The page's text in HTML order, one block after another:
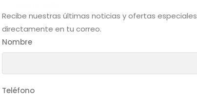
Recibe nuestras últimas noticias y ofertas especiales
directamente en tu correo.
Nombre
Teléfono